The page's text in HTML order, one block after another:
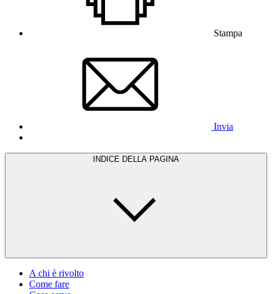
Stampa
Invia
INDICE DELLA PAGINA
A chi è rivolto
Come fare